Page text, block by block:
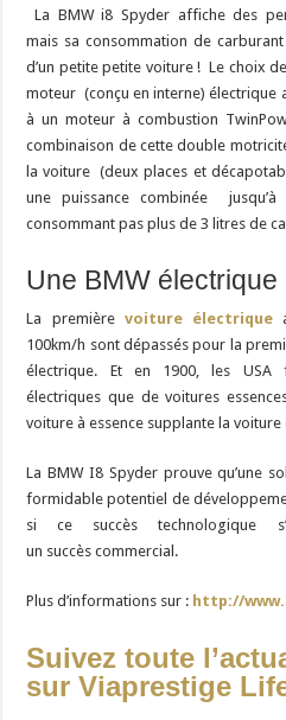
La BMW i8 Spyder affiche des
mais sa consommation de
d’un petite petite voiture ! Le choix
moteur (conçu en interne)
à un moteur à combustion
combinaison de cette double
la voiture (deux places et
une puissance combinée
consommant pas plus de 3 litres de
Une BMW électrique
La première voiture électrique
100km/h sont dépassés pour la
électrique. Et en 1900, les USA
électriques que de voitures
voiture à essence supplante la voiture
La BMW I8 Spyder prouve qu’une
formidable potentiel de
si ce succès technologique
un succès commercial.
Plus d’informations sur : http://
Suivez toute
sur Viaprestige